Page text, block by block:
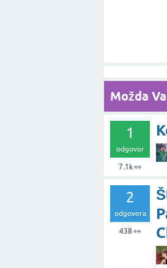
Možda
1
odgovor
7.1k👀
2
odgovora
438 👀